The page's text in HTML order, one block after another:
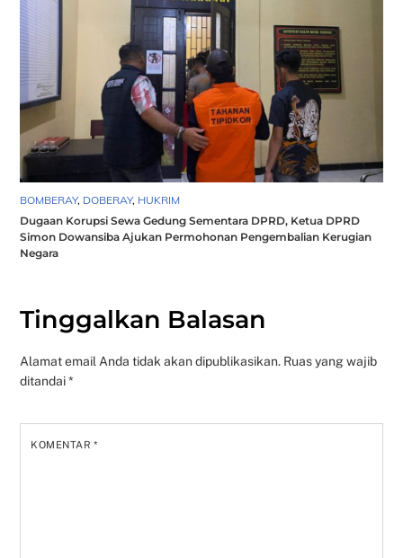
BOMBERAY, DOBERAY, HUKRIM
Dugaan Korupsi Sewa Gedung Sementara DPRD, Ketua DPRD
Simon Dowansiba Ajukan Permohonan Pengembalian Kerugian
Negara
Tinggalkan Balasan
Alamat email Anda tidak akan dipublikasikan. Ruas yang wajib
ditandai*
KOMENTAR*